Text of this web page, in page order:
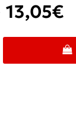
13,05€